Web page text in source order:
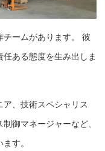
ームがあります。 彼
ある態度を生み出しま
、技術スペシャリス
御マネージャーなど、
す。